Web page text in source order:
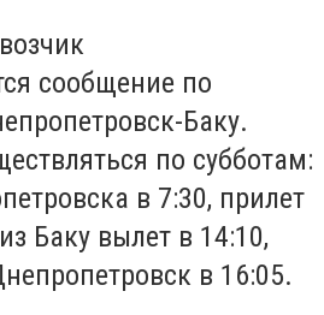
сообщение по
Баку.
по субботам:
в 7:30, прилет
Баку вылет в 14:10,
в 16:05.